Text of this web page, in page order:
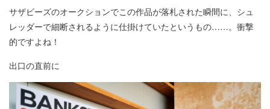
サザビーズのオークションでこの作品が落札された瞬間に、シュ
レッダーで細断されるように仕掛けていたというもの……。衝撃
的ですよね！
出口の直前に